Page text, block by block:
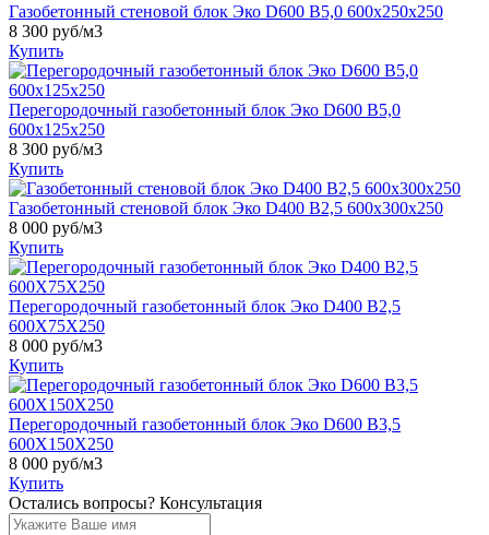
Газобетонный стеновой блок Эко D600 B5,0 600x250x250
8 300 руб/м3
Купить
Перегородочный газобетонный блок Эко D600 B5,0
600x125x250
8 300 руб/м3
Купить
Газобетонный стеновой блок Эко D400 B2,5 600x300x250
8 000 руб/м3
Купить
Перегородочный газобетонный блок Эко D400 B2,5
600X75X250
8 000 руб/м3
Купить
Перегородочный газобетонный блок Эко D600 B3,5
600X150X250
8 000 руб/м3
Купить
Остались вопросы? Консультация